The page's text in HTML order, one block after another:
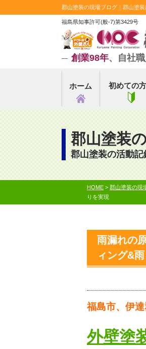
郡山塗装の現場ブログ｜郡山塗
福島県知事許可(般-7)第3429号
創業98年、自社
ホーム 初めての
郡山塗装
郡山塗装の活動
HOME > 郡山塗装の現
りを実現
雨漏れの
ィング&
福島市、伊
外壁塗